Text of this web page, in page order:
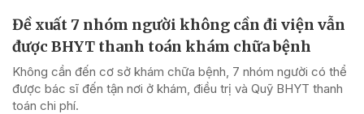
Đề xuất 7 nhóm người không cần đi viện vẫn
được BHYT thanh toán khám chữa bệnh
Không cần đến cơ sở khám chữa bệnh, 7 nhóm người có thể
được bác sĩ đến tận nơi ở khám, điều trị và Quỹ BHYT thanh
toán chi phí.